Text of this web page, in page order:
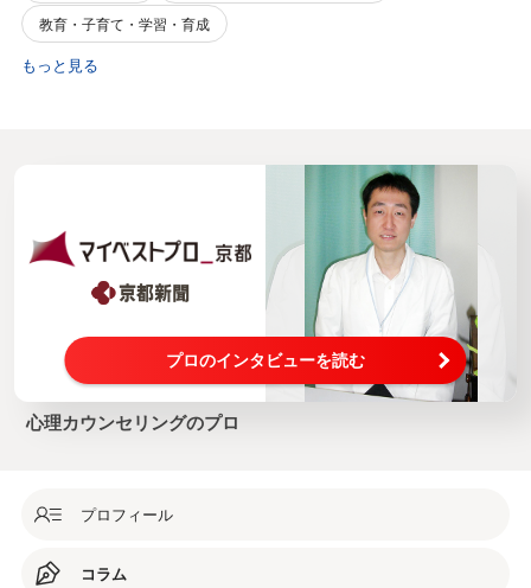
教育・子育て・学習・育成
もっと見る
プロのインタビューを読む
心理カウンセリングのプロ
プロフィール
コラム